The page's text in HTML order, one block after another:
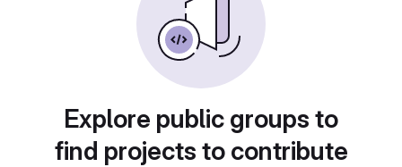
Explore public groups to
find projects to contribute